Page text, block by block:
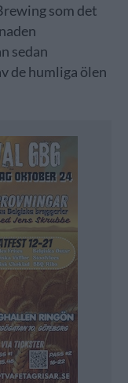
som det
sedan
de humliga ölen